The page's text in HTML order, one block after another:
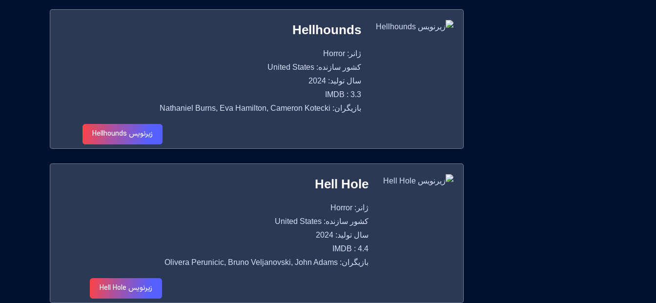
Hellhounds
ژانر: Horror
کشور سازنده: United States
سال تولید: 2024
IMDB : 3.3
بازیگران: Nathaniel Burns, Eva Hamilton, Cameron Kotecki
زیرنویس Hellhounds
Hell Hole
ژانر: Horror
کشور سازنده: United States
سال تولید: 2024
IMDB : 4.4
بازیگران: Olivera Perunicic, Bruno Veljanovski, John Adams
زیرنویس Hell Hole